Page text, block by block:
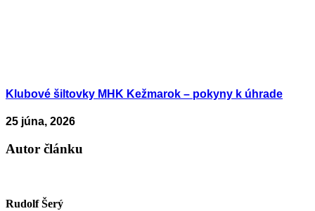
Klubové šiltovky MHK Kežmarok – pokyny k úhrade
25 júna, 2026
Autor článku
Rudolf Šerý